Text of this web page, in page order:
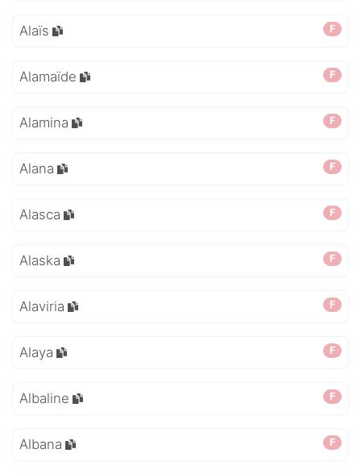
F
Alaïs
F
Alamaïde
F
Alamina
F
Alana
F
Alasca
F
Alaska
F
Alaviria
F
Alaya
F
Albaline
F
Albana